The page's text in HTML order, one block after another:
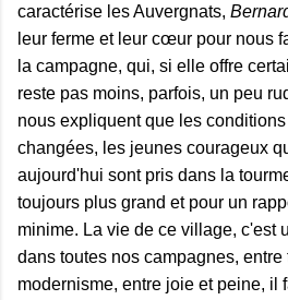
caractérise les Auvergnats,
leur ferme et leur cœur pour nous
la campagne, qui, si elle offre
reste pas moins, parfois, un peu
nous expliquent que les
changées, les jeunes courageux
aujourd'hui sont pris dans la
toujours plus grand et pour un
minime. La vie de ce village, c'est
dans toutes nos campagnes, entre
modernisme, entre joie et peine, il